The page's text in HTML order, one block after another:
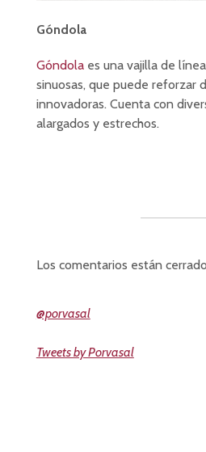
Góndola
Góndolaes una vajilla de
sinuosas, que puede reforzar
innovadoras. Cuenta con
alargados y estrechos.
Los comentarios están
@porvasal
Tweets by Porvasal